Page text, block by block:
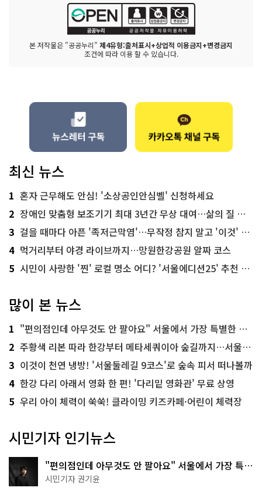
본 저작물은 "공공누리" 제4유형:출처표시+상업적 이용금지+변경금지
조건에 따라 이용 할 수 있습니다.
최신 뉴스
1 혼자 근무해도 안심! '소상공인안심벨' 신청하세요
2 장애인 맞춤형 보조기기 최대 3년간 무상 대여…삶의 질 높인다
3 걸을 때마다 아픈 '족저근막염'…무작정 참지 말고 '이것' 해보세요!
4 먹거리부터 야경 라이브까지…망원한강공원 알짜 코스
5 시민이 사랑한 '찐' 로컬 명소 어디? '서울에디션25' 추천 코스
많이 본 뉴스
1 "편의점인데 아무것도 안 팔아요" 서울에서 가장 특별한 편의점의 정체
2 주황색 리본 따라 한강부터 메타세쿼이아 숲길까지…서울둘레길 15코스
3 이것이 천연 냉방! '서울둘레길 9코스'로 숲속 피서 떠나볼까
4 한강 다리 아래서 영화 한 편! '다리밑 영화관' 무료 상영
5 우리 아이 체력이 쑥쑥! 클라이밍 키즈카페·어린이 체력장
시민기자 인기뉴스
"편의점인데 아무것도 안 팔아요" 서울에서 가장 특별
한 편의점의 정체
시민기자 권기윤